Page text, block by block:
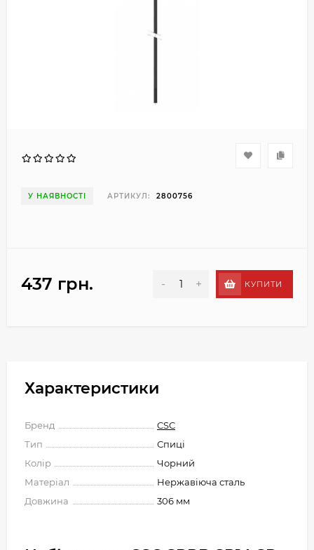
У НАЯВНОСТІ АРТИКУЛ: 2800756
437 грн. - + КУПИТИ
Характеристики
Бренд
CSC
Тип
Спиці
Колір
Чорний
Матеріал
Нержавіюча сталь
Довжина
306 мм